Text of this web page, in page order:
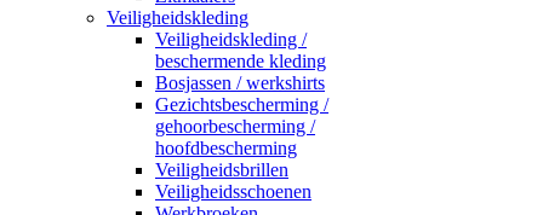
Veiligheidskleding
Veiligheidskleding /
beschermende kleding
Bosjassen / werkshirts
Gezichtsbescherming /
gehoorbescherming /
hoofdbescherming
Veiligheidsbrillen
Veiligheidsschoenen